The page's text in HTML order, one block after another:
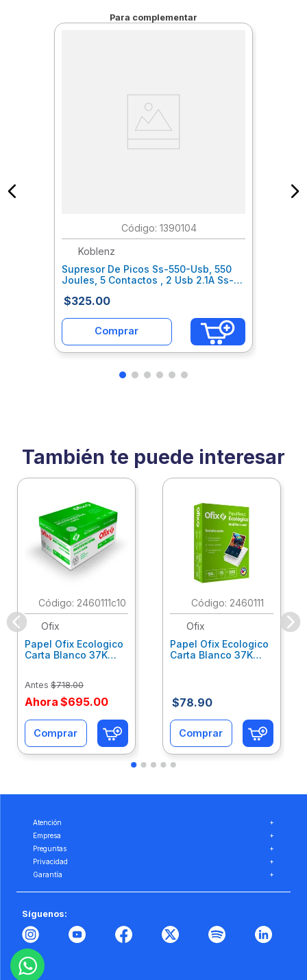
Para complementar
: 1390104
Koblenz
Supresor De Picos Ss-550-Usb, 550
Joules, 5 Contactos , 2 Usb 2.1A Ss-
$325.00
Comprar
También te puede interesar
: 2460111c10
Ofix
Papel Ofix Ecologico
Carta Blanco 37K
Antes $718.00
Ahora $695.00
Comprar
: 2460111
Ofix
Papel Ofix Ecologico
Carta Blanco 37K
$78.90
Comprar
Atención
+
Empresa
+
Preguntas
+
Privacidad
+
Garantía
+
Síguenos: